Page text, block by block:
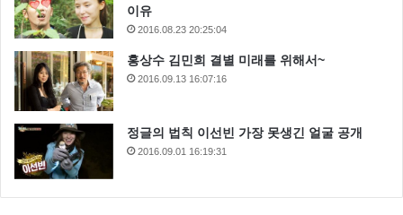
이유
2016.08.23 20:25:04
홍상수 김민희 결별 미래를 위해서~
2016.09.13 16:07:16
정글의 법칙 이선빈 가장 못생긴 얼굴 공개
2016.09.01 16:19:31